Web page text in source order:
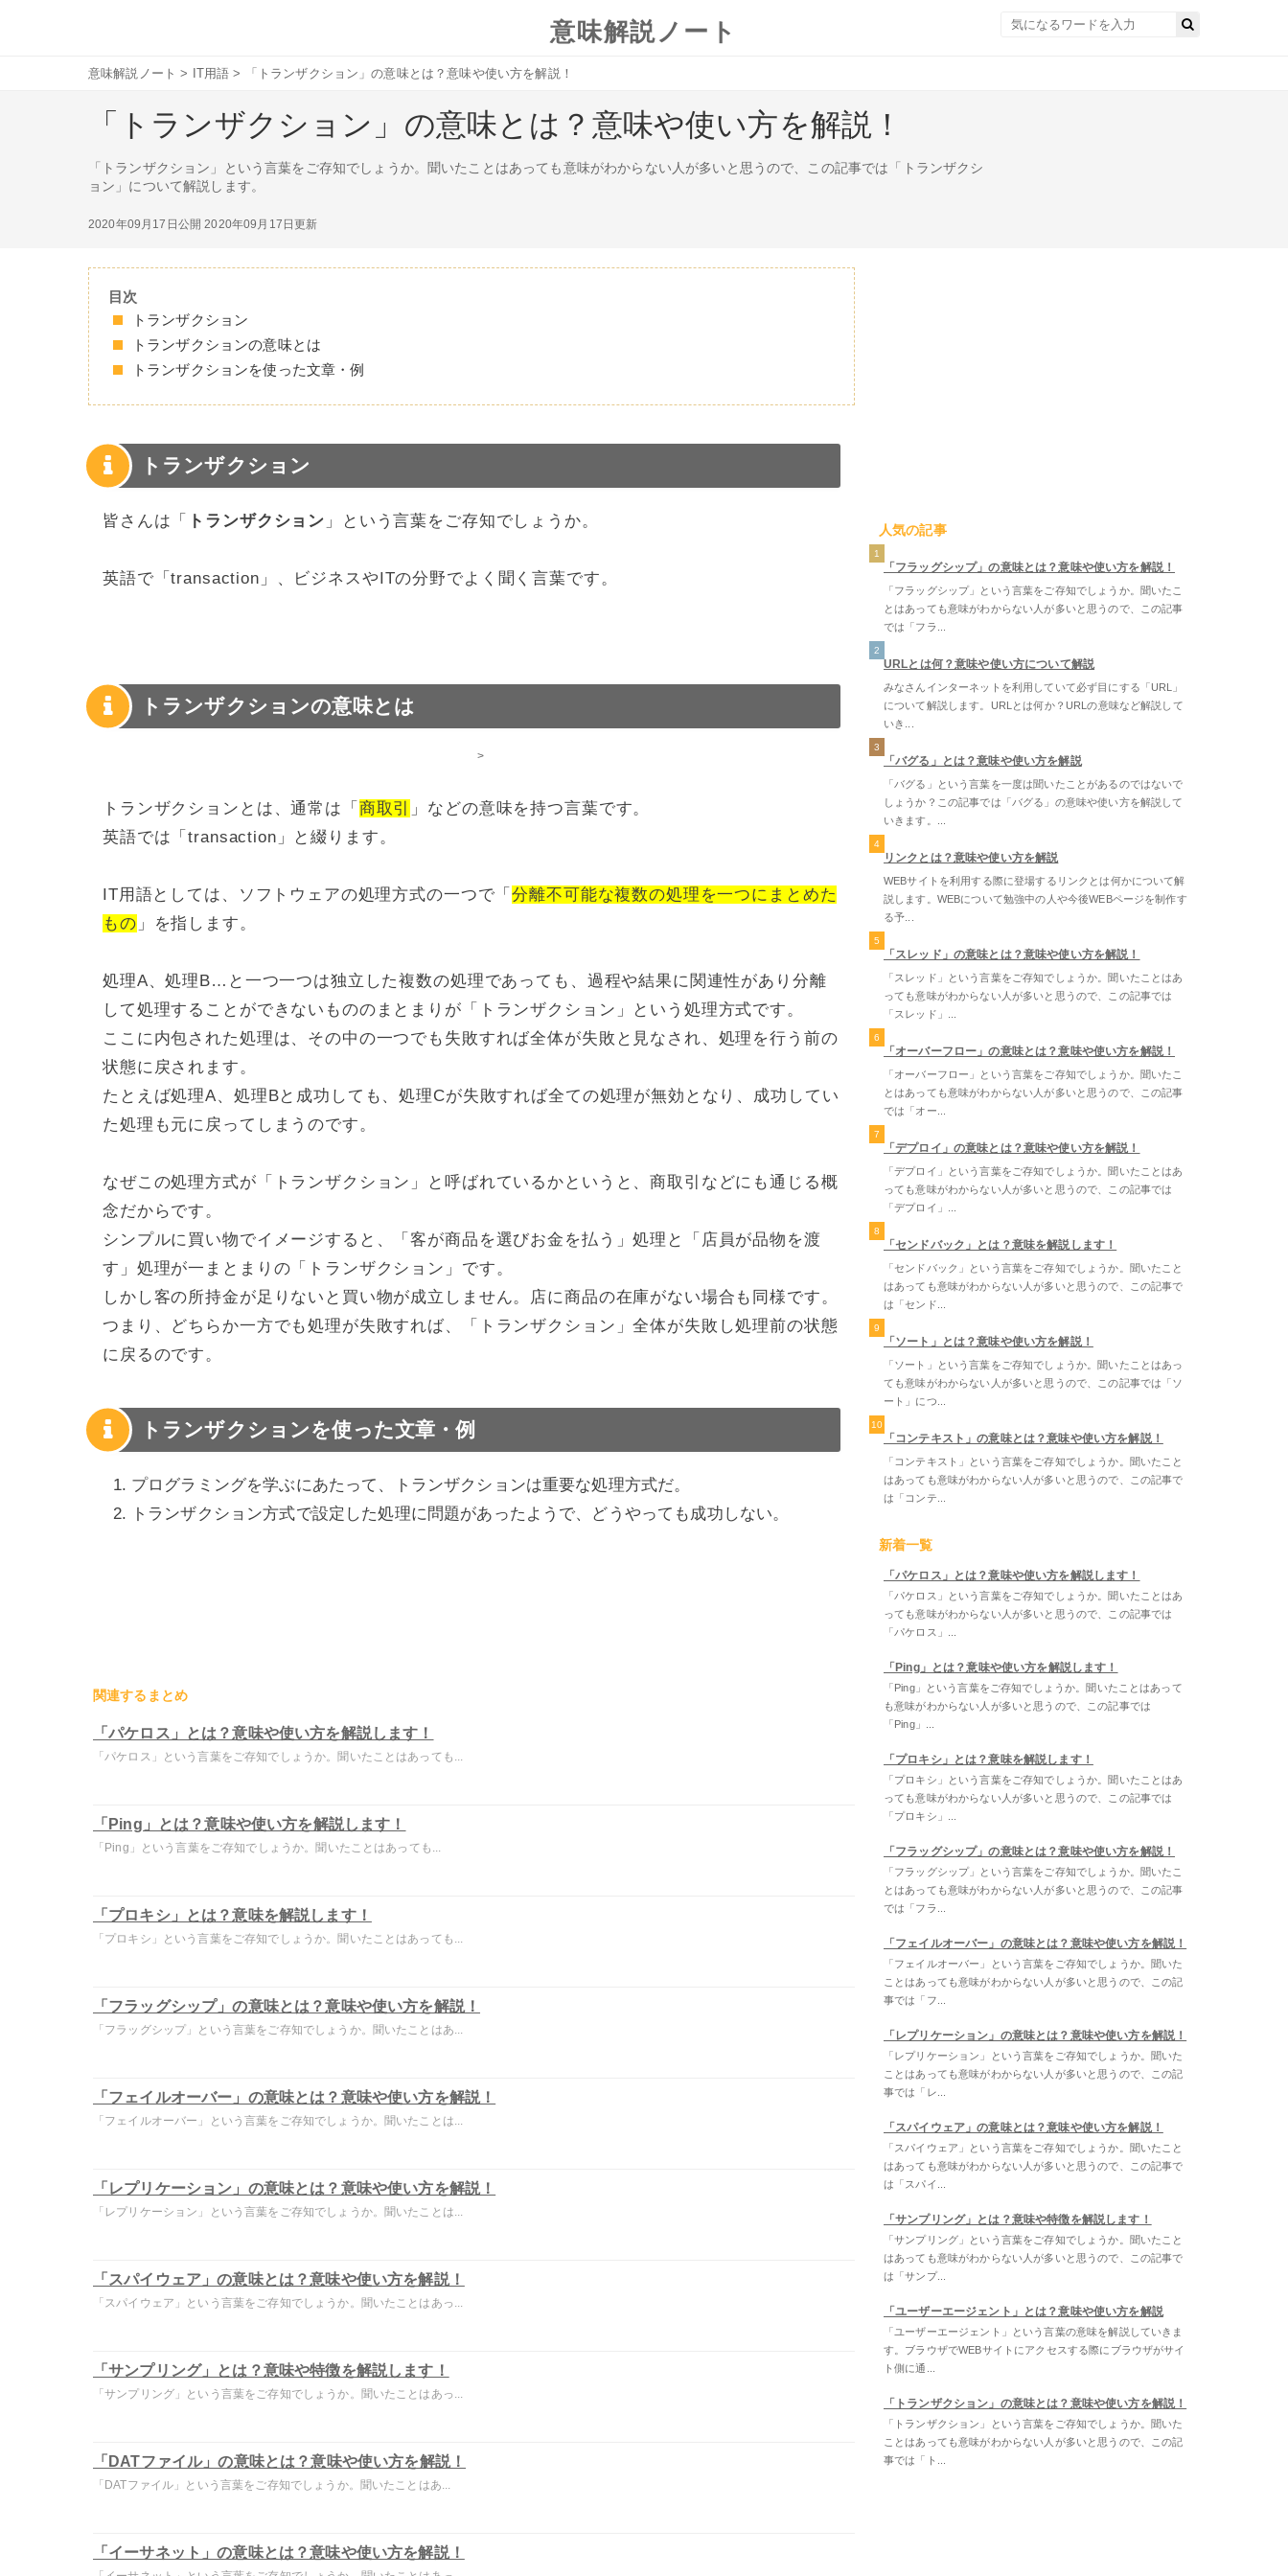
意味解説ノート
意味解説ノート > IT用語 > 「トランザクション」の意味とは？意味や使い方を解説！
「トランザクション」の意味とは？意味や使い方を解説！
「トランザクション」という言葉をご存知でしょうか。聞いたことはあっても意味がわからない人が多いと思うので、この記事では「トランザクシ
ョン」について解説します。
2020年09月17日公開 2020年09月17日更新
目次
トランザクション
トランザクションの意味とは
トランザクションを使った文章・例
トランザクション
皆さんは「 トランザクション 」という言葉をご存知でしょうか。
英語で「transaction」、ビジネスやITの分野でよく聞く言葉です。
トランザクションの意味とは
>
トランザクションとは、通常は「 商取引
」などの意味を持つ言葉です。
英語では「transaction」と綴ります。
IT用語としては、ソフトウェアの処理方式の一つで「分離不可能な複数の処理を一つにまとめた
もの 」を指します。
処理A、処理B…と一つ一つは独立した複数の処理であっても、過程や結果に関連性があり分離
して処理することができないもののまとまりが「トランザクション」という処理方式です。
ここに内包された処理は、その中の一つでも失敗すれば全体が失敗と見なされ、処理を行う前の
状態に戻されます。
たとえば処理A、処理Bと成功しても、処理Cが失敗すれば全ての処理が無効となり、成功してい
た処理も元に戻ってしまうのです。
なぜこの処理方式が「トランザクション」と呼ばれているかというと、商取引などにも通じる概
念だからです。
シンプルに買い物でイメージすると、「客が商品を選びお金を払う」処理と「店員が品物を渡
す」処理が一まとまりの「トランザクション」です。
しかし客の所持金が足りないと買い物が成立しません。店に商品の在庫がない場合も同様です。
つまり、どちらか一方でも処理が失敗すれば、「トランザクション」全体が失敗し処理前の状態
に戻るのです。
トランザクションを使った文章・例
プログラミングを学ぶにあたって、トランザクションは重要な処理方式だ。
トランザクション方式で設定した処理に問題があったようで、どうやっても成功しない。
関連するまとめ
「パケロス」とは？意味や使い方を解説します！
「パケロス」という言葉をご存知でしょうか。聞いたことはあっても...
「Ping」とは？意味や使い方を解説します！
「Ping」という言葉をご存知でしょうか。聞いたことはあっても...
「プロキシ」とは？意味を解説します！
「プロキシ」という言葉をご存知でしょうか。聞いたことはあっても...
「フラッグシップ」の意味とは？意味や使い方を解説！
「フラッグシップ」という言葉をご存知でしょうか。聞いたことはあ...
「フェイルオーバー」の意味とは？意味や使い方を解説！
「フェイルオーバー」という言葉をご存知でしょうか。聞いたことは...
「レプリケーション」の意味とは？意味や使い方を解説！
「レプリケーション」という言葉をご存知でしょうか。聞いたことは...
「スパイウェア」の意味とは？意味や使い方を解説！
「スパイウェア」という言葉をご存知でしょうか。聞いたことはあっ...
「サンプリング」とは？意味や特徴を解説します！
「サンプリング」という言葉をご存知でしょうか。聞いたことはあっ...
「DATファイル」の意味とは？意味や使い方を解説！
「DATファイル」という言葉をご存知でしょうか。聞いたことはあ...
「イーサネット」の意味とは？意味や使い方を解説！
人気の記事
1
「フラッグシップ」の意味とは？意味や使い方を解説！
「フラッグシップ」という言葉をご存知でしょうか。聞いたこ
とはあっても意味がわからない人が多いと思うので、この記事
では「フラ...
2
URLとは何？意味や使い方について解説
みなさんインターネットを利用していて必ず目にする「URL」
について解説します。URLとは何か？URLの意味など解説して
いき...
3
「バグる」とは？意味や使い方を解説
「バグる」という言葉を一度は聞いたことがあるのではないで
しょうか？この記事では「バグる」の意味や使い方を解説して
いきます。...
4
リンクとは？意味や使い方を解説
WEBサイトを利用する際に登場するリンクとは何かについて解
説します。WEBについて勉強中の人や今後WEBページを制作す
る予...
5
「スレッド」の意味とは？意味や使い方を解説！
「スレッド」という言葉をご存知でしょうか。聞いたことはあ
っても意味がわからない人が多いと思うので、この記事では
「スレッド」...
6
「オーバーフロー」の意味とは？意味や使い方を解説！
「オーバーフロー」という言葉をご存知でしょうか。聞いたこ
とはあっても意味がわからない人が多いと思うので、この記事
では「オー...
7
「デプロイ」の意味とは？意味や使い方を解説！
「デプロイ」という言葉をご存知でしょうか。聞いたことはあ
っても意味がわからない人が多いと思うので、この記事では
「デプロイ」...
8
「センドバック」とは？意味を解説します！
「センドバック」という言葉をご存知でしょうか。聞いたこと
はあっても意味がわからない人が多いと思うので、この記事で
は「センド...
9
「ソート」とは？意味や使い方を解説！
「ソート」という言葉をご存知でしょうか。聞いたことはあっ
ても意味がわからない人が多いと思うので、この記事では「ソ
ート」につ...
10
「コンテキスト」の意味とは？意味や使い方を解説！
「コンテキスト」という言葉をご存知でしょうか。聞いたこと
はあっても意味がわからない人が多いと思うので、この記事で
は「コンテ...
新着一覧
「パケロス」とは？意味や使い方を解説します！
「パケロス」という言葉をご存知でしょうか。聞いたことはあ
っても意味がわからない人が多いと思うので、この記事では
「パケロス」...
「Ping」とは？意味や使い方を解説します！
「Ping」という言葉をご存知でしょうか。聞いたことはあって
も意味がわからない人が多いと思うので、この記事では
「Ping」...
「プロキシ」とは？意味を解説します！
「プロキシ」という言葉をご存知でしょうか。聞いたことはあ
っても意味がわからない人が多いと思うので、この記事では
「プロキシ」...
「フラッグシップ」の意味とは？意味や使い方を解説！
「フラッグシップ」という言葉をご存知でしょうか。聞いたこ
とはあっても意味がわからない人が多いと思うので、この記事
では「フラ...
「フェイルオーバー」の意味とは？意味や使い方を解説！
「フェイルオーバー」という言葉をご存知でしょうか。聞いた
ことはあっても意味がわからない人が多いと思うので、この記
事では「フ...
「レプリケーション」の意味とは？意味や使い方を解説！
「レプリケーション」という言葉をご存知でしょうか。聞いた
ことはあっても意味がわからない人が多いと思うので、この記
事では「レ...
「スパイウェア」の意味とは？意味や使い方を解説！
「スパイウェア」という言葉をご存知でしょうか。聞いたこと
はあっても意味がわからない人が多いと思うので、この記事で
は「スパイ...
「サンプリング」とは？意味や特徴を解説します！
「サンプリング」という言葉をご存知でしょうか。聞いたこと
はあっても意味がわからない人が多いと思うので、この記事で
は「サンプ...
「ユーザーエージェント」とは？意味や使い方を解説
「ユーザーエージェント」という言葉の意味を解説していきま
す。ブラウザでWEBサイトにアクセスする際にブラウザがサイ
ト側に通...
「トランザクション」の意味とは？意味や使い方を解説！
「トランザクション」という言葉をご存知でしょうか。聞いた
ことはあっても意味がわからない人が多いと思うので、この記
事では「ト...